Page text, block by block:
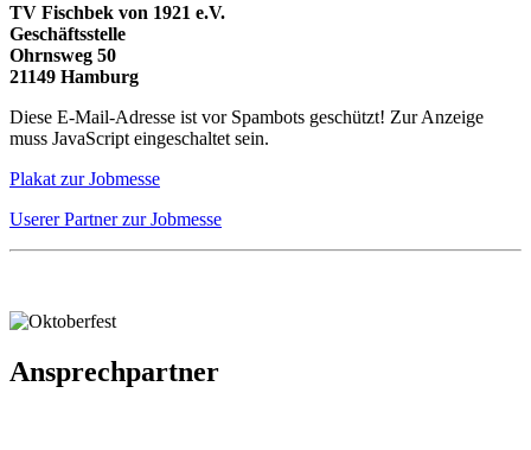
TV Fischbek von 1921 e.V.
Geschäftsstelle
Ohrnsweg 50
21149 Hamburg
Diese E-Mail-Adresse ist vor Spambots geschützt! Zur Anzeige
muss JavaScript eingeschaltet sein.
Plakat zur Jobmesse
Userer Partner zur Jobmesse
Ansprechpartner